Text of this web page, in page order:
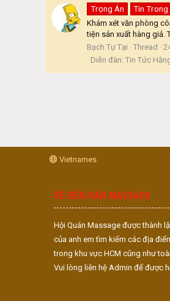
Trọng Án Tin
Khám xét văn phòng
tiện sản xuất hàng giả.
Bạch Tự Tại
Thread
Diễn đàn: Tin Tức
Vietnames
VỀ DIỄN ĐÀN MASSAGE
Hội Quán Massage được thành
của anh em tìm kiếm các địa
trong khu vực HCM cũng như
Vui lòng liên hệ Admin để được